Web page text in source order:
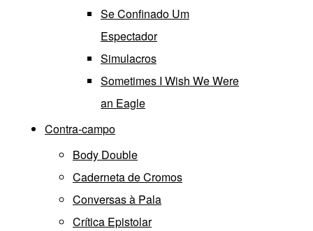
Se Confinado Um
Espectador
Simulacros
Sometimes I Wish We Were
an Eagle
Contra-campo
Body Double
Caderneta de Cromos
Conversas à Pala
Crítica Epistolar